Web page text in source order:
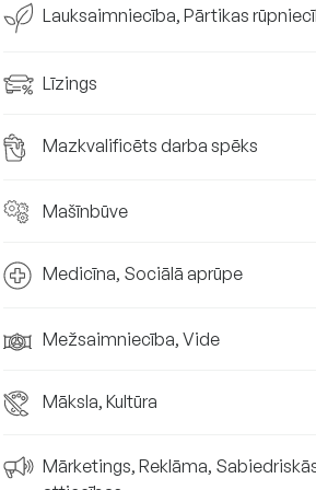
Lauksaimniecība, Pārtikas
Līzings
Mazkvalificēts darba spēks
Mašīnbūve
Medicīna, Sociālā aprūpe
Mežsaimniecība, Vide
Māksla, Kultūra
Mārketings, Reklāma,